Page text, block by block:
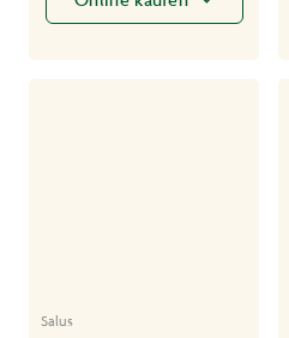
Salus